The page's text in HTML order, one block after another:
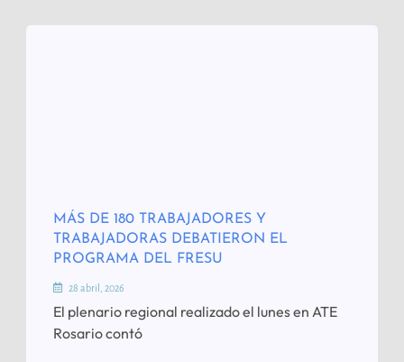
MÁS DE 180 TRABAJADORES Y
TRABAJADORAS DEBATIERON EL
PROGRAMA DEL FRESU
28 abril, 2026
El plenario regional realizado el lunes en ATE
Rosario contó